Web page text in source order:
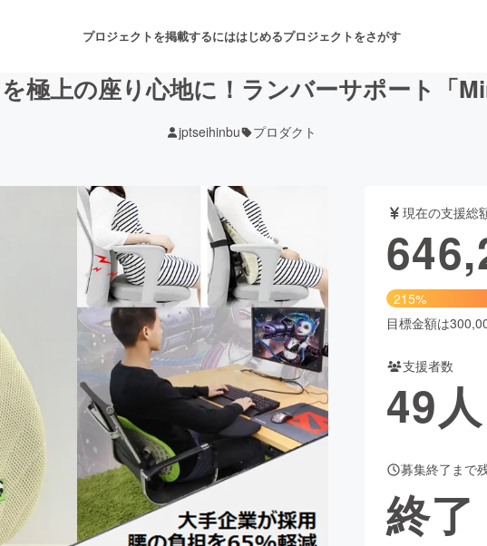
プロジェクトを掲載するにははじめるプロジェクトをさがす
音楽 舞台・パフォーマンス
ゲーム・サービス開発 フード・飲食店
書籍・雑誌出版 アニメ・漫画
チャレンジ ビューティー・ヘルスケア
CAMPFIRE for Social Good
CAMPFIREふるさと納税
極上の座り心地に！ランバーサポート「
jptseihinbu プロダクト
現在の支援総
215%
目標金額は
支援者数
49人
募集終了まで
終了